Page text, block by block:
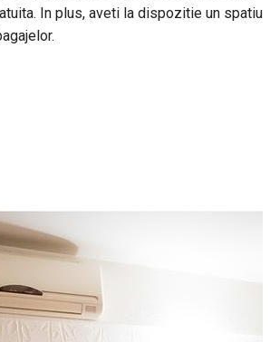
In plus, aveti la dispozitie un spatiu